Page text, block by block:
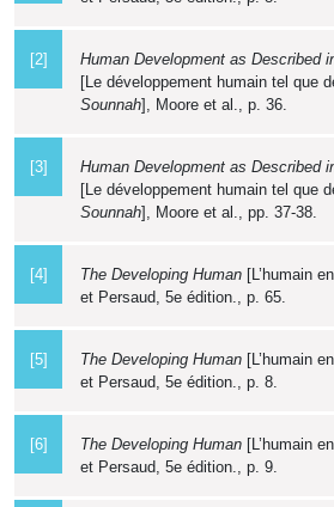
[2]
Human Development as Described
[Le développement humain tel que
Sounnah], Moore et al., p. 36.
[3]
Human Development as Described
[Le développement humain tel que
Sounnah], Moore et al., pp. 37-38.
[4] The Developing Human [L’humain
et Persaud, 5e édition., p. 65.
[5] The Developing Human [L’humain
et Persaud, 5e édition., p. 8.
[6] The Developing Human [L’humain
et Persaud, 5e édition., p. 9.